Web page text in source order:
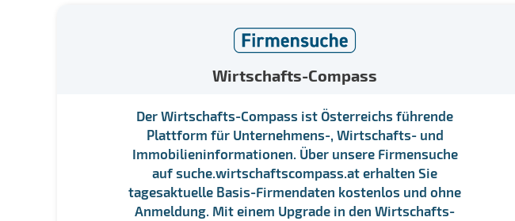
Wirtschafts-Compass
Der Wirtschafts-Compass ist Österreichs führende
Plattform für Unternehmens-, Wirtschafts- und
Immobilieninformationen. Über unsere Firmensuche
auf suche.wirtschaftscompass.at erhalten Sie
tagesaktuelle Basis-Firmendaten kostenlos und ohne
Anmeldung. Mit einem Upgrade in den Wirtschafts-